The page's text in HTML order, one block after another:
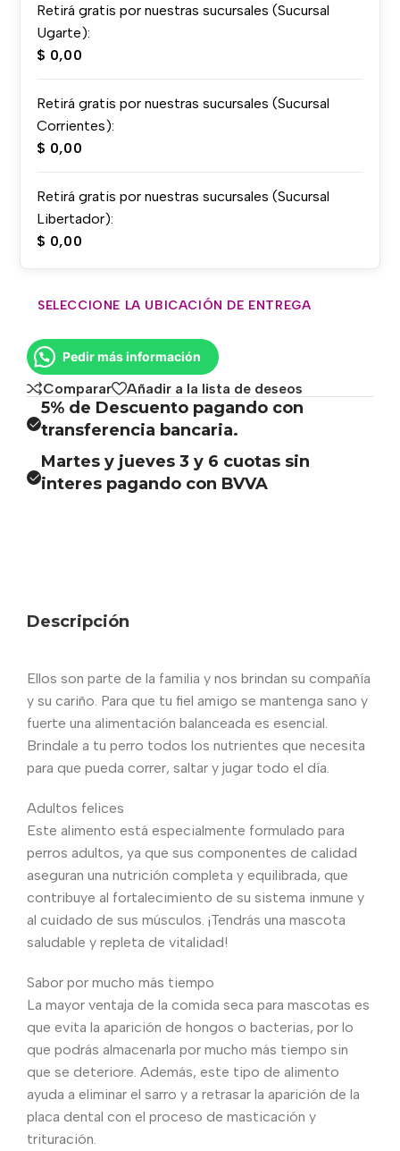
Retirá gratis por nuestras sucursales (Sucursal
Ugarte):
$ 0,00
Retirá gratis por nuestras sucursales (Sucursal
Corrientes):
$ 0,00
Retirá gratis por nuestras sucursales (Sucursal
Libertador):
$ 0,00
SELECCIONE LA UBICACIÓN DE ENTREGA
Pedir más información
Comparar Añadir a la lista de deseos
5% de Descuento pagando con
transferencia bancaria.
Martes y jueves 3 y 6 cuotas sin
interes pagando con BVVA
Descripción
Ellos son parte de la familia y nos brindan su compañía
y su cariño. Para que tu fiel amigo se mantenga sano y
fuerte una alimentación balanceada es esencial.
Brindale a tu perro todos los nutrientes que necesita
para que pueda correr, saltar y jugar todo el día.
Adultos felices
Este alimento está especialmente formulado para
perros adultos, ya que sus componentes de calidad
aseguran una nutrición completa y equilibrada, que
contribuye al fortalecimiento de su sistema inmune y
al cuidado de sus músculos. ¡Tendrás una mascota
saludable y repleta de vitalidad!
Sabor por mucho más tiempo
La mayor ventaja de la comida seca para mascotas es
que evita la aparición de hongos o bacterias, por lo
que podrás almacenarla por mucho más tiempo sin
que se deteriore. Además, este tipo de alimento
ayuda a eliminar el sarro y a retrasar la aparición de la
placa dental con el proceso de masticación y
trituración.